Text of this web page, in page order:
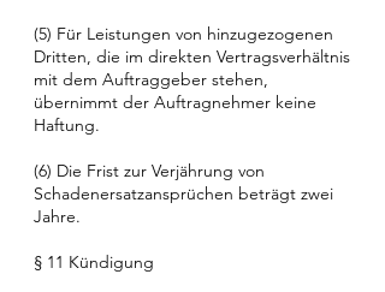
(5) Für Leistungen von hinzugezogenen
Dritten, die im direkten Vertragsverhältnis
mit dem Auftraggeber stehen,
übernimmt der Auftragnehmer keine
Haftung.
(6) Die Frist zur Verjährung von
Schadenersatzansprüchen beträgt zwei
Jahre.
§ 11 Kündigung